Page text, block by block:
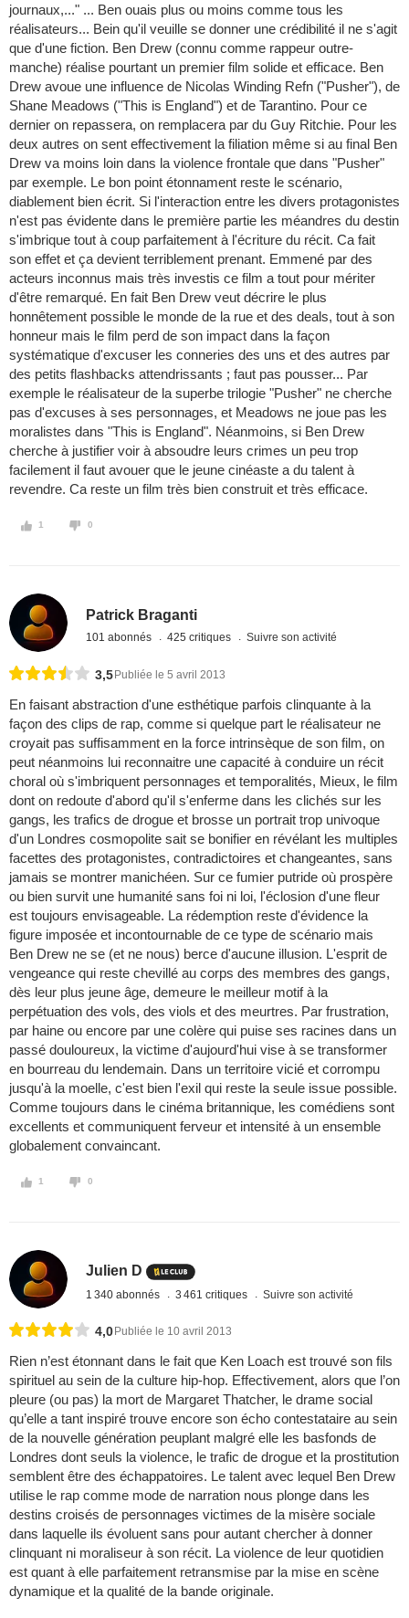
journaux,..." ... Ben ouais plus ou moins comme tous les
réalisateurs... Bein qu'il veuille se donner une crédibilité il ne s'agit
que d'une fiction. Ben Drew (connu comme rappeur outre-
manche) réalise pourtant un premier film solide et efficace. Ben
Drew avoue une influence de Nicolas Winding Refn ("Pusher"), de
Shane Meadows ("This is England") et de Tarantino. Pour ce
dernier on repassera, on remplacera par du Guy Ritchie. Pour les
deux autres on sent effectivement la filiation même si au final Ben
Drew va moins loin dans la violence frontale que dans "Pusher"
par exemple. Le bon point étonnament reste le scénario,
diablement bien écrit. Si l'interaction entre les divers protagonistes
n'est pas évidente dans le première partie les méandres du destin
s'imbrique tout à coup parfaitement à l'écriture du récit. Ca fait
son effet et ça devient terriblement prenant. Emmené par des
acteurs inconnus mais très investis ce film a tout pour mériter
d'être remarqué. En fait Ben Drew veut décrire le plus
honnêtement possible le monde de la rue et des deals, tout à son
honneur mais le film perd de son impact dans la façon
systématique d'excuser les conneries des uns et des autres par
des petits flashbacks attendrissants ; faut pas pousser... Par
exemple le réalisateur de la superbe trilogie "Pusher" ne cherche
pas d'excuses à ses personnages, et Meadows ne joue pas les
moralistes dans "This is England". Néanmoins, si Ben Drew
cherche à justifier voir à absoudre leurs crimes un peu trop
facilement il faut avouer que le jeune cinéaste a du talent à
revendre. Ca reste un film très bien construit et très efficace.
1 0
Patrick Braganti
101 abonnés 425 critiques Suivre son activité
3,5 Publiée le 5 avril 2013
En faisant abstraction d'une esthétique parfois clinquante à la
façon des clips de rap, comme si quelque part le réalisateur ne
croyait pas suffisamment en la force intrinsèque de son film, on
peut néanmoins lui reconnaitre une capacité à conduire un récit
choral où s'imbriquent personnages et temporalités, Mieux, le film
dont on redoute d'abord qu'il s'enferme dans les clichés sur les
gangs, les trafics de drogue et brosse un portrait trop univoque
d'un Londres cosmopolite sait se bonifier en révélant les multiples
facettes des protagonistes, contradictoires et changeantes, sans
jamais se montrer manichéen. Sur ce fumier putride où prospère
ou bien survit une humanité sans foi ni loi, l'éclosion d'une fleur
est toujours envisageable. La rédemption reste d'évidence la
figure imposée et incontournable de ce type de scénario mais
Ben Drew ne se (et ne nous) berce d'aucune illusion. L'esprit de
vengeance qui reste chevillé au corps des membres des gangs,
dès leur plus jeune âge, demeure le meilleur motif à la
perpétuation des vols, des viols et des meurtres. Par frustration,
par haine ou encore par une colère qui puise ses racines dans un
passé douloureux, la victime d'aujourd'hui vise à se transformer
en bourreau du lendemain. Dans un territoire vicié et corrompu
jusqu'à la moelle, c'est bien l'exil qui reste la seule issue possible.
Comme toujours dans le cinéma britannique, les comédiens sont
excellents et communiquent ferveur et intensité à un ensemble
globalement convaincant.
1 0
Julien D
1 340 abonnés 3 461 critiques Suivre son activité
4,0 Publiée le 10 avril 2013
Rien n’est étonnant dans le fait que Ken Loach est trouvé son fils
spirituel au sein de la culture hip-hop. Effectivement, alors que l’on
pleure (ou pas) la mort de Margaret Thatcher, le drame social
qu’elle a tant inspiré trouve encore son écho contestataire au sein
de la nouvelle génération peuplant malgré elle les basfonds de
Londres dont seuls la violence, le trafic de drogue et la prostitution
semblent être des échappatoires. Le talent avec lequel Ben Drew
utilise le rap comme mode de narration nous plonge dans les
destins croisés de personnages victimes de la misère sociale
dans laquelle ils évoluent sans pour autant chercher à donner
clinquant ni moraliseur à son récit. La violence de leur quotidien
est quant à elle parfaitement retransmise par la mise en scène
dynamique et la qualité de la bande originale.